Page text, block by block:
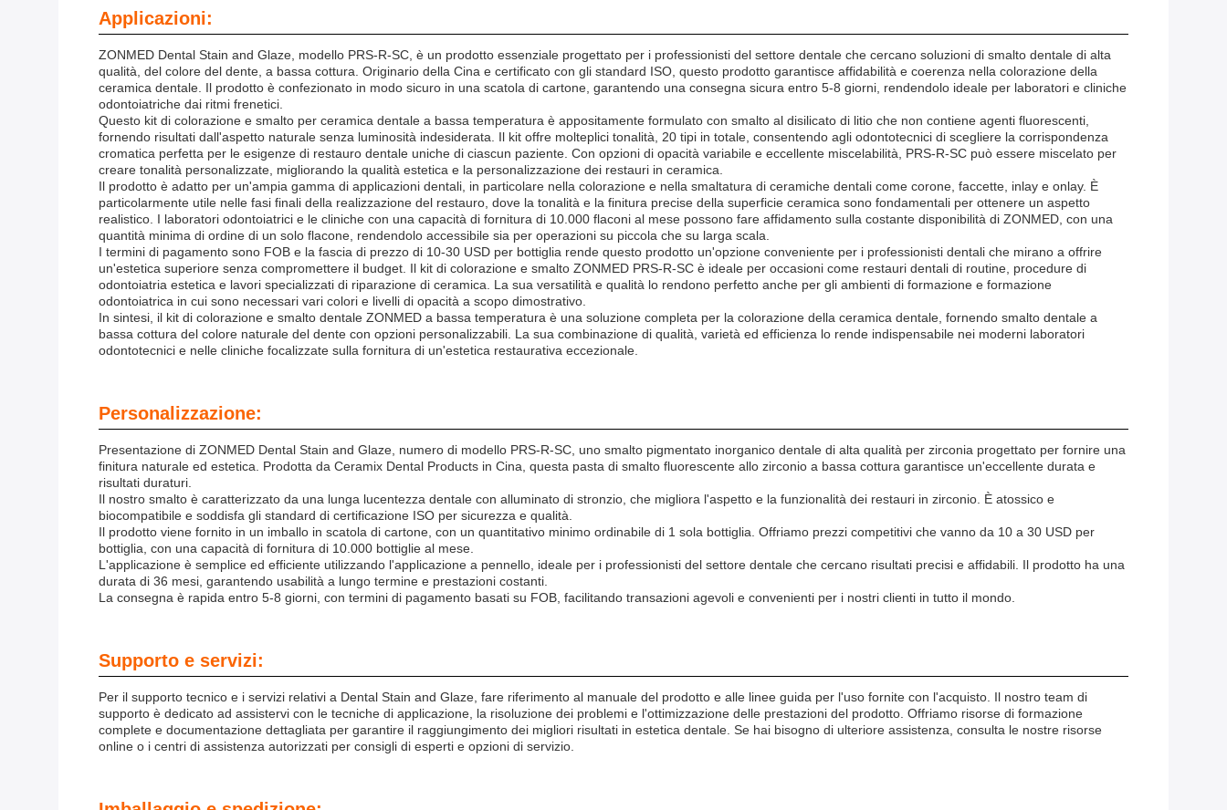
Applicazioni:
ZONMED Dental Stain and Glaze, modello PRS-R-SC, è un prodotto essenziale progettato per i professionisti del settore dentale che cercano soluzioni di smalto dentale di alta
qualità, del colore del dente, a bassa cottura. Originario della Cina e certificato con gli standard ISO, questo prodotto garantisce affidabilità e coerenza nella colorazione della
ceramica dentale. Il prodotto è confezionato in modo sicuro in una scatola di cartone, garantendo una consegna sicura entro 5-8 giorni, rendendolo ideale per laboratori e cliniche
odontoiatriche dai ritmi frenetici.
Questo kit di colorazione e smalto per ceramica dentale a bassa temperatura è appositamente formulato con smalto al disilicato di litio che non contiene agenti fluorescenti,
fornendo risultati dall'aspetto naturale senza luminosità indesiderata. Il kit offre molteplici tonalità, 20 tipi in totale, consentendo agli odontotecnici di scegliere la corrispondenza
cromatica perfetta per le esigenze di restauro dentale uniche di ciascun paziente. Con opzioni di opacità variabile e eccellente miscelabilità, PRS-R-SC può essere miscelato per
creare tonalità personalizzate, migliorando la qualità estetica e la personalizzazione dei restauri in ceramica.
Il prodotto è adatto per un'ampia gamma di applicazioni dentali, in particolare nella colorazione e nella smaltatura di ceramiche dentali come corone, faccette, inlay e onlay. È
particolarmente utile nelle fasi finali della realizzazione del restauro, dove la tonalità e la finitura precise della superficie ceramica sono fondamentali per ottenere un aspetto
realistico. I laboratori odontoiatrici e le cliniche con una capacità di fornitura di 10.000 flaconi al mese possono fare affidamento sulla costante disponibilità di ZONMED, con una
quantità minima di ordine di un solo flacone, rendendolo accessibile sia per operazioni su piccola che su larga scala.
I termini di pagamento sono FOB e la fascia di prezzo di 10-30 USD per bottiglia rende questo prodotto un'opzione conveniente per i professionisti dentali che mirano a offrire
un'estetica superiore senza compromettere il budget. Il kit di colorazione e smalto ZONMED PRS-R-SC è ideale per occasioni come restauri dentali di routine, procedure di
odontoiatria estetica e lavori specializzati di riparazione di ceramica. La sua versatilità e qualità lo rendono perfetto anche per gli ambienti di formazione e formazione
odontoiatrica in cui sono necessari vari colori e livelli di opacità a scopo dimostrativo.
In sintesi, il kit di colorazione e smalto dentale ZONMED a bassa temperatura è una soluzione completa per la colorazione della ceramica dentale, fornendo smalto dentale a
bassa cottura del colore naturale del dente con opzioni personalizzabili. La sua combinazione di qualità, varietà ed efficienza lo rende indispensabile nei moderni laboratori
odontotecnici e nelle cliniche focalizzate sulla fornitura di un'estetica restaurativa eccezionale.
Personalizzazione:
Presentazione di ZONMED Dental Stain and Glaze, numero di modello PRS-R-SC, uno smalto pigmentato inorganico dentale di alta qualità per zirconia progettato per fornire una
finitura naturale ed estetica. Prodotta da Ceramix Dental Products in Cina, questa pasta di smalto fluorescente allo zirconio a bassa cottura garantisce un'eccellente durata e
risultati duraturi.
Il nostro smalto è caratterizzato da una lunga lucentezza dentale con alluminato di stronzio, che migliora l'aspetto e la funzionalità dei restauri in zirconio. È atossico e
biocompatibile e soddisfa gli standard di certificazione ISO per sicurezza e qualità.
Il prodotto viene fornito in un imballo in scatola di cartone, con un quantitativo minimo ordinabile di 1 sola bottiglia. Offriamo prezzi competitivi che vanno da 10 a 30 USD per
bottiglia, con una capacità di fornitura di 10.000 bottiglie al mese.
L'applicazione è semplice ed efficiente utilizzando l'applicazione a pennello, ideale per i professionisti del settore dentale che cercano risultati precisi e affidabili. Il prodotto ha una
durata di 36 mesi, garantendo usabilità a lungo termine e prestazioni costanti.
La consegna è rapida entro 5-8 giorni, con termini di pagamento basati su FOB, facilitando transazioni agevoli e convenienti per i nostri clienti in tutto il mondo.
Supporto e servizi:
Per il supporto tecnico e i servizi relativi a Dental Stain and Glaze, fare riferimento al manuale del prodotto e alle linee guida per l'uso fornite con l'acquisto. Il nostro team di
supporto è dedicato ad assistervi con le tecniche di applicazione, la risoluzione dei problemi e l'ottimizzazione delle prestazioni del prodotto. Offriamo risorse di formazione
complete e documentazione dettagliata per garantire il raggiungimento dei migliori risultati in estetica dentale. Se hai bisogno di ulteriore assistenza, consulta le nostre risorse
online o i centri di assistenza autorizzati per consigli di esperti e opzioni di servizio.